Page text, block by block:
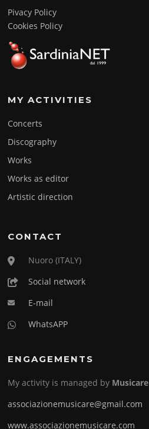
Pivacy Policy
Cookies Policy
MY ACTIVITIES
Concerts
Discography
Works
Works as editor
Artistic direction
CONTACT
Nuoro (ITALY)
Social network
E-mail
WhatsAPP
ENGAGEMENTS
My activity is managed by Musicare
associazionemusicare@gmail.com
www.associazionemusicare.com